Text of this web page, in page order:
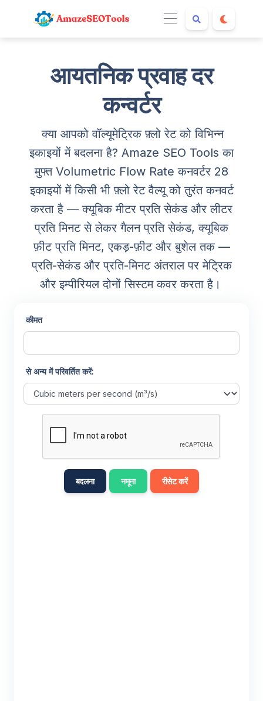
आयतनिक प्रवाह दर
कन्वर्टर
क्या आपको वॉल्यूमेट्रिक फ़्लो रेट को विभिन्न
इकाइयों में बदलना है? Amaze SEO Tools का
मुफ्त Volumetric Flow Rate कनवर्टर 28
इकाइयों में किसी भी फ़्लो रेट वैल्यू को तुरंत कनवर्ट
करता है — क्यूबिक मीटर प्रति सेकंड और लीटर
प्रति मिनट से लेकर गैलन प्रति सेकंड, क्यूबिक
फ़ीट प्रति मिनट, एकड़-फ़ीट और बुशेल तक —
प्रति-सेकंड और प्रति-मिनट अंतराल पर मेट्रिक
और इम्पीरियल दोनों सिस्टम कवर करता है।
कीमत
से अन्य में परिवर्तित करें:
बदलना नमूना रीसेट करें